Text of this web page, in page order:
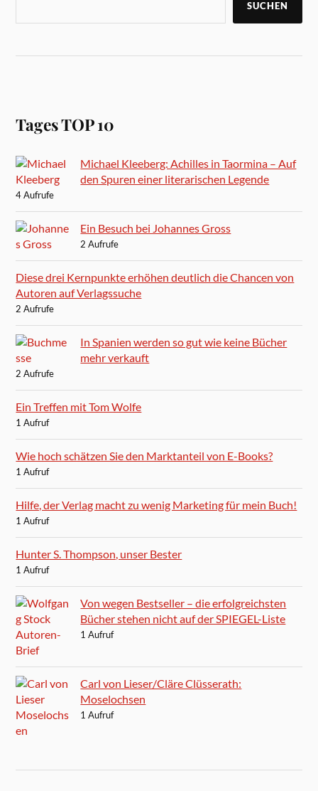
SUCHEN
Tages TOP 10
Michael Kleeberg: Achilles in Taormina – Auf
den Spuren einer literarischen Legende
4 Aufrufe
Ein Besuch bei Johannes Gross
2 Aufrufe
Diese drei Kernpunkte erhöhen deutlich die Chancen von
Autoren auf Verlagssuche
2 Aufrufe
In Spanien werden so gut wie keine Bücher
mehr verkauft
2 Aufrufe
Ein Treffen mit Tom Wolfe
1 Aufruf
Wie hoch schätzen Sie den Marktanteil von E-Books?
1 Aufruf
Hilfe, der Verlag macht zu wenig Marketing für mein Buch!
1 Aufruf
Hunter S. Thompson, unser Bester
1 Aufruf
Von wegen Bestseller – die erfolgreichsten
Bücher stehen nicht auf der SPIEGEL-Liste
1 Aufruf
Carl von Lieser/Cläre Clüsserath:
Moselochsen
1 Aufruf